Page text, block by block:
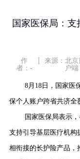
国家医保局：支
作
者：-
| 来源：北
户端
8 月 18日，国家医
保个人账户跨省共济全
国家医保局表示
支持引导基层医疗机构
相衔接的长护险产品，